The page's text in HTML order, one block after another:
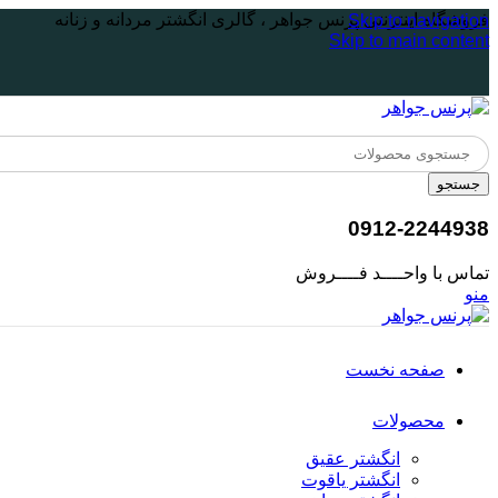
Skip to navigation
Skip to main content
فروشگاه اینترنتی پرنس جواهر ، گالری انگشتر مردانه و زنانه
جستجو
0912-2244938
تماس با واحــــد فــــروش
منو
صفحه نخست
محصولات
انگشتر عقیق
انگشتر یاقوت